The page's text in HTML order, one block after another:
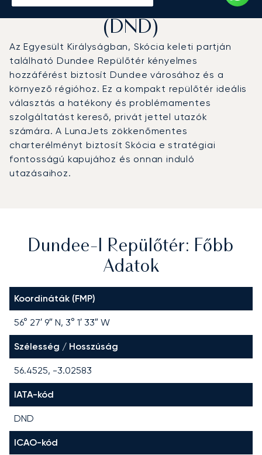
Dundee-i repülőtérre
(DND)
Az Egyesült Királyságban, Skócia keleti partján
található Dundee Repülőtér kényelmes
hozzáférést biztosít Dundee városához és a
környező régióhoz. Ez a kompakt repülőtér ideális
választás a hatékony és problémamentes
szolgáltatást kereső, privát jettel utazók
számára. A LunaJets zökkenőmentes
charterélményt biztosít Skócia e stratégiai
fontosságú kapujához és onnan induló
utazásaihoz.
Dundee-I Repülőtér: Főbb
Adatok
Koordináták (FMP)
56° 27′ 9″ N, 3° 1′ 33″ W
Szélesség / Hosszúság
56.4525, -3.02583
IATA-kód
DND
ICAO-kód